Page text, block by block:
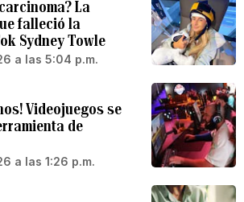
La
falleció la
Sydney Towle
a las 5:04 p.m.
Videojuegos se
de
a las 1:26 p.m.